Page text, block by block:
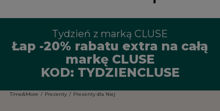
Tydzień z marką CLUSE
Łap -20% rabatu extra na całą
markę CLUSE
KOD: TYDZIENCLUSE
Time&More / Prezenty / Prezenty dla Niej